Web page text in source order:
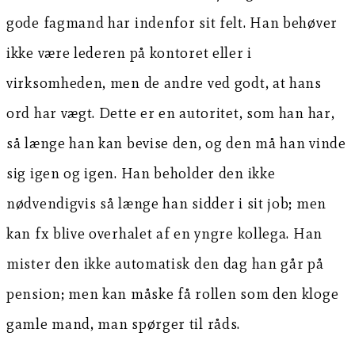
gode fagmand har indenfor sit felt. Han behøver
ikke være lederen på kontoret eller i
virksomheden, men de andre ved godt, at hans
ord har vægt. Dette er en autoritet, som han har,
så længe han kan bevise den, og den må han vinde
sig igen og igen. Han beholder den ikke
nødvendigvis så længe han sidder i sit job; men
kan fx blive overhalet af en yngre kollega. Han
mister den ikke automatisk den dag han går på
pension; men kan måske få rollen som den kloge
gamle mand, man spørger til råds.